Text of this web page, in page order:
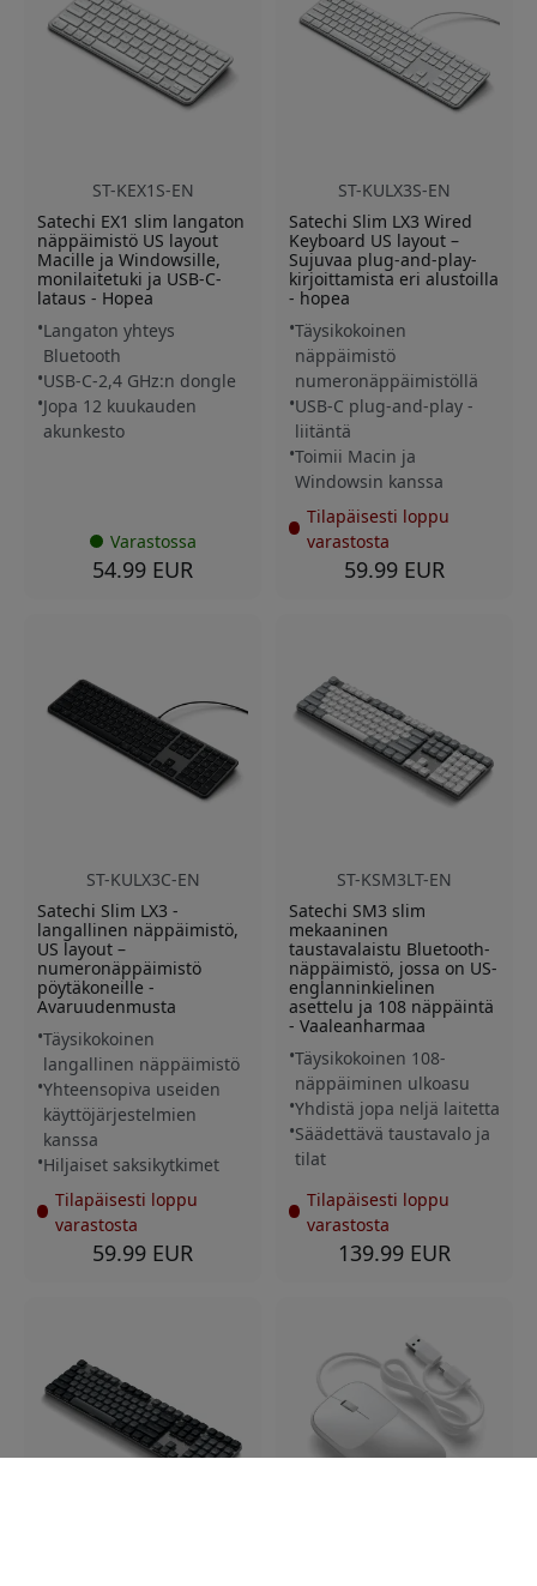
ST-KEX1S-EN
Satechi EX1 slim langaton
näppäimistö US layout
Macille ja Windowsille,
monilaitetuki ja USB-C-
lataus - Hopea
Langaton yhteys
Bluetooth
USB-C-2,4 GHz:n dongle
Jopa 12 kuukauden
akunkesto
Varastossa
54.99 EUR
ST-KULX3S-EN
Satechi Slim LX3 Wired
Keyboard US layout –
Sujuvaa plug-and-play-
kirjoittamista eri alustoilla
- hopea
Täysikokoinen
näppäimistö
numeronäppäimistöllä
USB-C plug-and-play -
liitäntä
Toimii Macin ja
Windowsin kanssa
Tilapäisesti loppu
varastosta
59.99 EUR
ST-KULX3C-EN
Satechi Slim LX3 -
langallinen näppäimistö,
US layout –
numeronäppäimistö
pöytäkoneille -
Avaruudenmusta
Täysikokoinen
langallinen näppäimistö
Yhteensopiva useiden
käyttöjärjestelmien
kanssa
Hiljaiset saksikytkimet
Tilapäisesti loppu
varastosta
59.99 EUR
ST-KSM3LT-EN
Satechi SM3 slim
mekaaninen
taustavalaistu Bluetooth-
näppäimistö, jossa on US-
englanninkielinen
asettelu ja 108 näppäintä
- Vaaleanharmaa
Täysikokoinen 108-
näppäiminen ulkoasu
Yhdistä jopa neljä laitetta
Säädettävä taustavalo ja
tilat
Tilapäisesti loppu
varastosta
139.99 EUR